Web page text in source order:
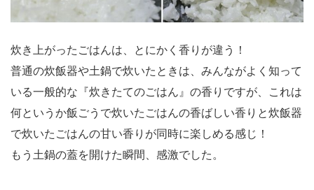
炊き上がったごはんは、とにかく香りが違う！
普通の炊飯器や土鍋で炊いたときは、みんながよく知って
いる一般的な『炊きたてのごはん』の香りですが、これは
何というか飯ごうで炊いたごはんの香ばしい香りと炊飯器
で炊いたごはんの甘い香りが同時に楽しめる感じ！
もう土鍋の蓋を開けた瞬間、感激でした。